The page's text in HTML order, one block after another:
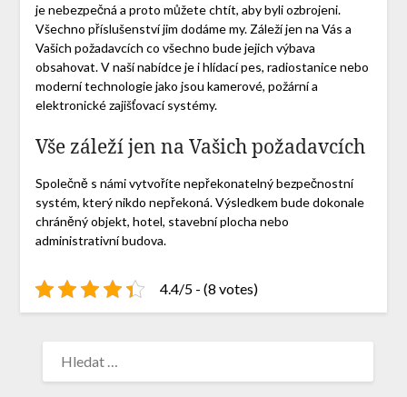
je nebezpečná a proto můžete chtít, aby byli ozbrojeni.
Všechno příslušenství jim dodáme my. Záleží jen na Vás a
Vašich požadavcích co všechno bude jejich výbava
obsahovat. V naší nabídce je i hlídací pes, radiostanice nebo
moderní technologie jako jsou kamerové, požární a
elektronické zajišťovací systémy.
Vše záleží jen na Vašich požadavcích
Společně s námi vytvoříte nepřekonatelný bezpečnostní
systém, který nikdo nepřekoná. Výsledkem bude dokonale
chráněný objekt, hotel, stavební plocha nebo
administrativní budova.
4.4/5 - (8 votes)